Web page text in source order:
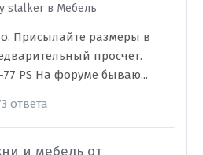
stalker в Мебель
Присылайте размеры в
просчет.
PS На форуме бываю...
ответа
и мебель от